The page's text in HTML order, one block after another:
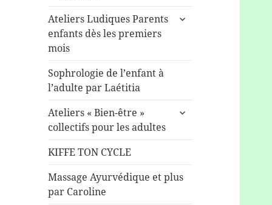
Ateliers Ludiques Parents
enfants dès les premiers
mois
ouvrir
Sophrologie de l’enfant à
l’adulte par Laétitia
Ateliers « Bien-être »
collectifs pour les adultes
ouvrir
KIFFE TON CYCLE
Massage Ayurvédique et plus
par Caroline